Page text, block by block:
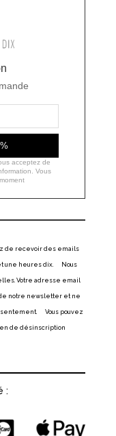
acceptez de
Vous
de recevoir des emails
une heures dix. Nous
Votre adresse email
notre newsletter et ne
Vous pouvez
de désinscription
: